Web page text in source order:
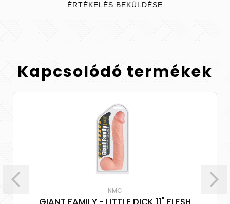
ÉRTÉKELÉS BEKÜLDÉSE
Kapcsolódó termékek